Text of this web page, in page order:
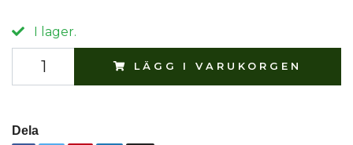
I lager.
LÄGG I VARUKORGEN
Dela